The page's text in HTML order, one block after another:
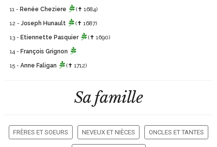
11 - Renée Cheziere (✝ 1684)
12 - Joseph Hunault (✝ 1687)
13 - Etiennette Pasquier (✝ 1690)
14 - François Grignon
15 - Anne Faligan (✝ 1712)
Sa famille
FRÈRES ET SOEURS NEVEUX ET NIÈCES ONCLES ET TANTES